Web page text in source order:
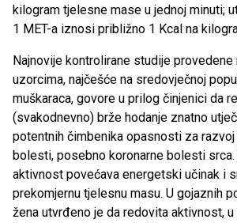
kilogram tjelesne mase u jednoj minuti;
1 MET-a iznosi približno 1 Kcal na
Najnovije kontrolirane studije
uzorcima, najčešće na sredovječnoj
muškaraca, govore u prilog činjenici da
(svakodnevno) brže hodanje znatno
potentnih čimbenika opasnosti za
bolesti, posebno koronarne bolesti srca.
aktivnost povećava energetski učinak i
prekomjernu tjelesnu masu. U gojaznih
žena utvrđeno je da redovita aktivnost,